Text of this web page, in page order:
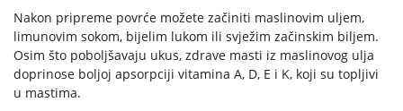
Nakon pripreme povrće možete začiniti maslinovim uljem,
limunovim sokom, bijelim lukom ili svježim začinskim biljem.
Osim što poboljšavaju ukus, zdrave masti iz maslinovog ulja
doprinose boljoj apsorpciji vitamina A, D, E i K, koji su topljivi
u mastima.